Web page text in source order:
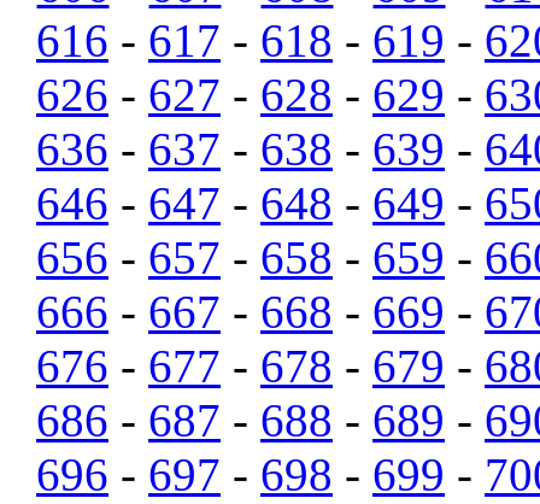
616 - 617 - 618 - 619 -
626 - 627 - 628 - 629 -
636 - 637 - 638 - 639 -
646 - 647 - 648 - 649 -
656 - 657 - 658 - 659 -
666 - 667 - 668 - 669 -
676 - 677 - 678 - 679 -
686 - 687 - 688 - 689 -
696 - 697 - 698 - 699 -